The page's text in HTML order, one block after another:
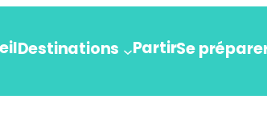
Destinations PartirSe